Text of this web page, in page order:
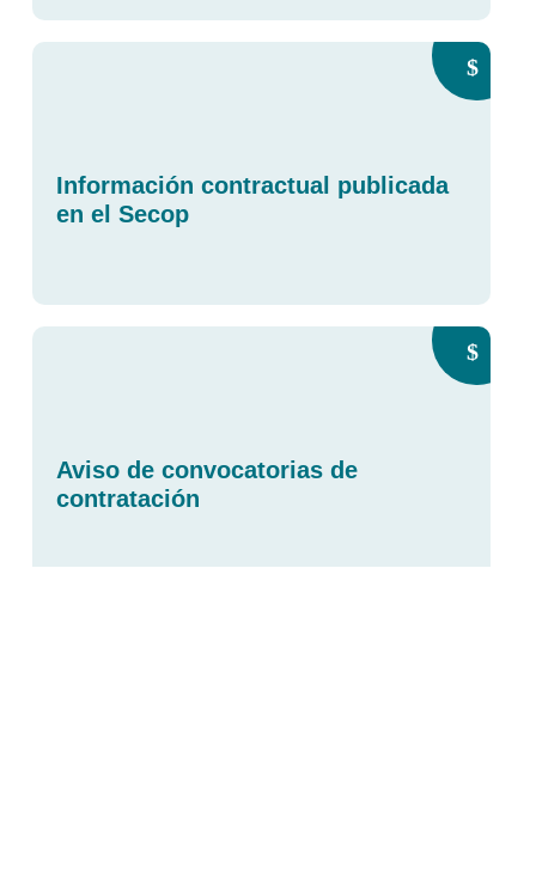
Información contractual publicada
en el Secop
Aviso de convocatorias de
contratación